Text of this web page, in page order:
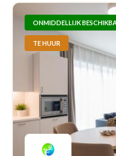
ONMIDDELLIJK
TE HUUR